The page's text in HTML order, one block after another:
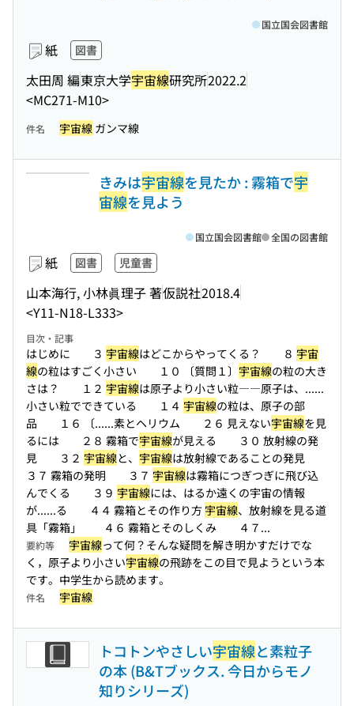
紙 図書
太田周 編東京大学宇宙線研究所2022.2
<MC271-M10>
国立国会図書館
件名 宇宙線 ガンマ線
きみは宇宙線を見たか : 霧箱で宇
宙線を見よう
紙 図書 児童書
山本海行, 小林眞理子 著仮説社2018.4
<Y11-N18-L333>
国立国会図書館 全国の図書館
目次・記事
はじめに ３ 宇宙線はどこからやってくる？ ８ 宇宙
線の粒はすごく小さい １０ 〔質問１〕 宇宙線の粒の大き
さは？ １２ 宇宙線は原子より小さい粒――原子は、......
小さい粒でできている １４ 宇宙線の粒は、原子の部
品 １６ 〔......素とヘリウム ２６ 見えない宇宙線を見
るには ２８ 霧箱で宇宙線が見える ３０ 放射線の発
見 ３２ 宇宙線と、 宇宙線は放射線であることの発見
３７ 霧箱の発明 ３７ 宇宙線は霧箱につぎつぎに飛び込
んでくる ３９ 宇宙線には、はるか遠くの宇宙の情報
が......る ４４ 霧箱とその作り方 宇宙線、放射線を見る道
具「霧箱」 ４６ 霧箱とそのしくみ ４７...
要約等 宇宙線って何？そんな疑問を解き明かすだけでな
く，原子より小さい宇宙線の飛跡をこの目で見ようという本
です。中学生から読めます。
件名 宇宙線
トコトンやさしい宇宙線と素粒子
の本 (B&Tブックス. 今日からモノ
知りシリーズ)